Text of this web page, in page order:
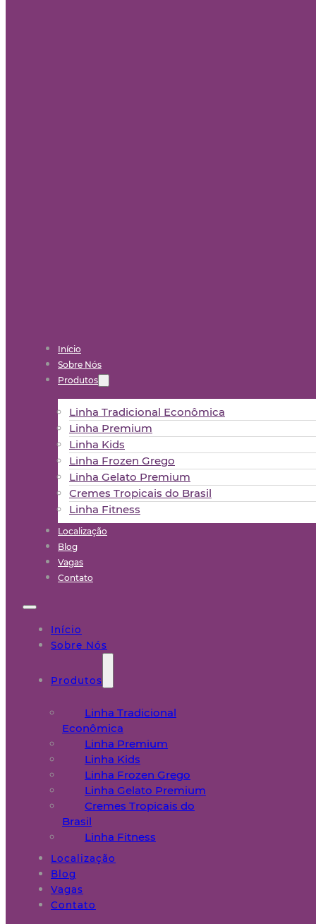
Início
Sobre Nós
Produtos
Linha Tradicional Econômica
Linha Premium
Linha Kids
Linha Frozen Grego
Linha Gelato Premium
Cremes Tropicais do Brasil
Linha Fitness
Localização
Blog
Vagas
Contato
Início
Sobre Nós
Produtos
Linha Tradicional
Econômica
Linha Premium
Linha Kids
Linha Frozen Grego
Linha Gelato Premium
Cremes Tropicais do
Brasil
Linha Fitness
Localização
Blog
Vagas
Contato